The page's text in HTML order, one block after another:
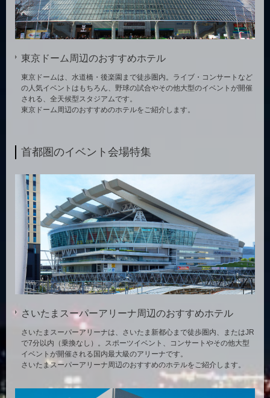
東京ドーム周辺のおすすめホテル
東京ドームは、水道橋・後楽園まで徒歩圏内。ライブ・コンサートなど
の人気イベントはもちろん、野球の試合やその他大型のイベントが開催
される、全天候型スタジアムです。
東京ドーム周辺のおすすめのホテルをご紹介します。
首都圏のイベント会場特集
さいたまスーパーアリーナ周辺のおすすめホテル
さいたまスーパーアリーナは、さいたま新都心まで徒歩圏内、またはJR
で7分以内（乗換なし）。スポーツイベント、コンサートやその他大型
イベントが開催される国内最大級のアリーナです。
さいたまスーパーアリーナ周辺のおすすめのホテルをご紹介します。